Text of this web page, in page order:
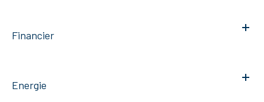
Financier
Energie